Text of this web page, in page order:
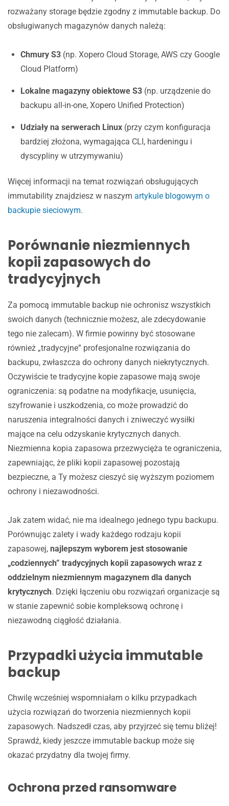
rozważany storage będzie zgodny z immutable backup. Do
obsługiwanych magazynów danych należą:
Chmury S3 (np. Xopero Cloud Storage, AWS czy Google
Cloud Platform)
Lokalne magazyny obiektowe S3 (np. urządzenie do
backupu all-in-one, Xopero Unified Protection)
Udziały na serwerach Linux (przy czym konfiguracja
bardziej złożona, wymagająca CLI, hardeningu i
dyscypliny w utrzymywaniu)
Więcej informacji na temat rozwiązań obsługujących
immutability znajdziesz w naszym artykule blogowym o
backupie sieciowym.
Porównanie niezmiennych
kopii zapasowych do
tradycyjnych
Za pomocą immutable backup nie ochronisz wszystkich
swoich danych (technicznie możesz, ale zdecydowanie
tego nie zalecam). W firmie powinny być stosowane
również „tradycyjne” profesjonalne rozwiązania do
backupu, zwłaszcza do ochrony danych niekrytycznych.
Oczywiście te tradycyjne kopie zapasowe mają swoje
ograniczenia: są podatne na modyfikacje, usunięcia,
szyfrowanie i uszkodzenia, co może prowadzić do
naruszenia integralności danych i zniweczyć wysiłki
mające na celu odzyskanie krytycznych danych.
Niezmienna kopia zapasowa przezwycięża te ograniczenia,
zapewniając, że pliki kopii zapasowej pozostają
bezpieczne, a Ty możesz cieszyć się wyższym poziomem
ochrony i niezawodności.
Jak zatem widać, nie ma idealnego jednego typu backupu.
Porównując zalety i wady każdego rodzaju kopii
zapasowej, najlepszym wyborem jest stosowanie
„codziennych” tradycyjnych kopii zapasowych wraz z
oddzielnym niezmiennym magazynem dla danych
krytycznych. Dzięki łączeniu obu rozwiązań organizacje są
w stanie zapewnić sobie kompleksową ochronę i
niezawodną ciągłość działania.
Przypadki użycia immutable
backup
Chwilę wcześniej wspomniałam o kilku przypadkach
użycia rozwiązań do tworzenia niezmiennych kopii
zapasowych. Nadszedł czas, aby przyjrzeć się temu bliżej!
Sprawdź, kiedy jeszcze immutable backup może się
okazać przydatny dla twojej firmy.
Ochrona przed ransomware